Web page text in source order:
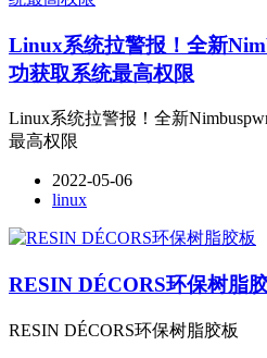
Linux系统拉警报！全新
功获取系统最高权限
Linux系统拉警报！全新
最高权限
2022-05-06
linux
RESIN DÉCORS环保树脂
RESIN DÉCORS环保树脂胶板